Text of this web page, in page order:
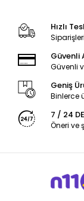
Hızlı
Güvenli
Güvenli
Geniş
Binlerce
7 / 24
Öneri ve